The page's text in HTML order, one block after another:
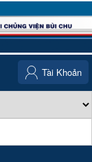
Tài Khoản